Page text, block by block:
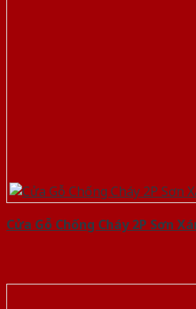
Cửa Gỗ Chống Cháy 2P Sơn